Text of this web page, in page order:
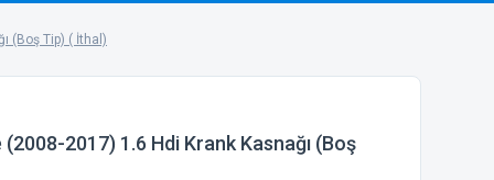
(Boş Tip) ( İthal)
2017) 1.6 Hdi Krank Kasnağı (Boş